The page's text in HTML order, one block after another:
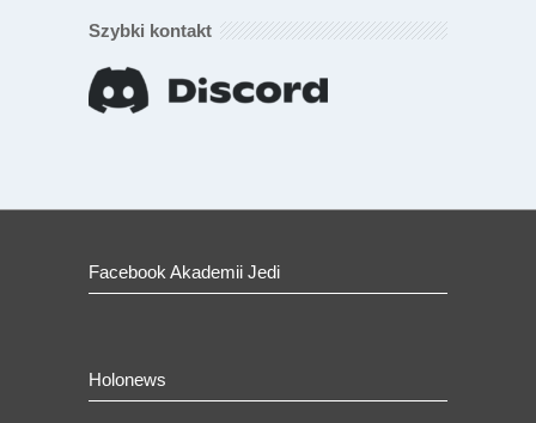
Szybki kontakt
Facebook Akademii Jedi
Holonews